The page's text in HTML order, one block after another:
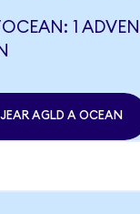
1
AGLD A OCEAN